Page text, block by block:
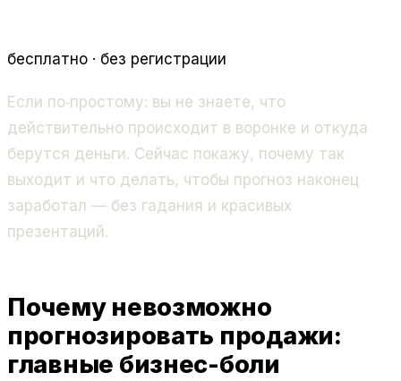
бесплатно · без регистрации
Если по‑простому: вы не знаете, что
действительно происходит в воронке и откуда
берутся деньги. Сейчас покажу, почему так
выходит и что делать, чтобы прогноз наконец
заработал — без гадания и красивых
презентаций.
Почему невозможно
прогнозировать продажи:
главные бизнес-боли